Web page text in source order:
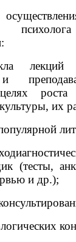
роста
их
(тесты,
и др.);